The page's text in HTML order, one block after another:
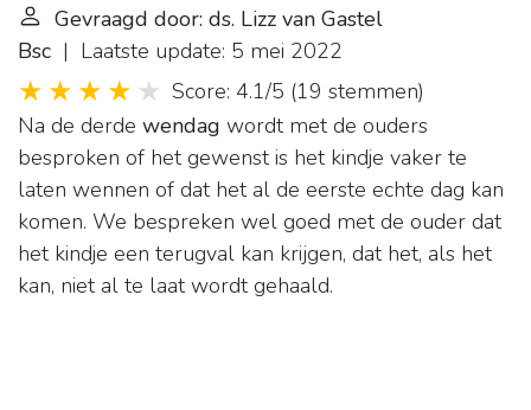
Gevraagd door: ds. Lizz van Gastel
Bsc | Laatste update: 5 mei 2022
Score: 4.1/5 (19 stemmen)
Na de derde wendag wordt met de ouders
besproken of het gewenst is het kindje vaker te
laten wennen of dat het al de eerste echte dag kan
komen. We bespreken wel goed met de ouder dat
het kindje een terugval kan krijgen, dat het, als het
kan, niet al te laat wordt gehaald.